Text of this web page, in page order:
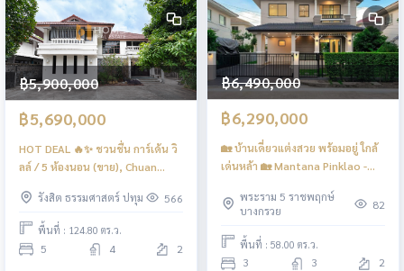
฿5,900,000
฿5,690,000
HOT DEAL 🔥✨ ชวนชื่น การ์เด้น วิ
ลล์ / 5 ห้องนอน (ขาย), Chuan
Bedrooms (FOR SALE) AOM045
รังสิต ธรรมศาสตร์ ปทุม 566
พื้นที่ : 124.80 ตร.ว.
5 4 2
฿6,490,000
฿6,290,000
🏡 บ้านเดี่ยวแต่งสวย พร้อมอยู่ ใกล้
เด่นหล้า 🏡 Mantana Pinklao -
SALE), มัณฑนา ปิ่นเกล้า - พระราม
5 / 3 ห้องนอน (ขาย) EARK043
พระราม 5 ราชพฤกษ์
บางกรวย
82
พื้นที่ : 58.00 ตร.ว.
3 3 2